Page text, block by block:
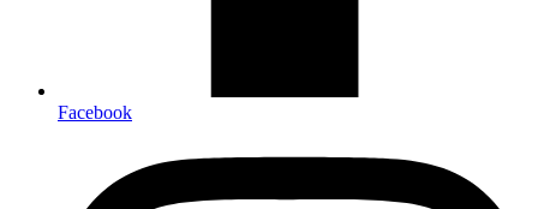
Facebook